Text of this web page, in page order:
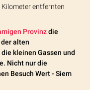
Kilometer entfernten
Provinzdie
alten
kleinen Gassen und
Nicht nur die
Besuch Wert - Siem